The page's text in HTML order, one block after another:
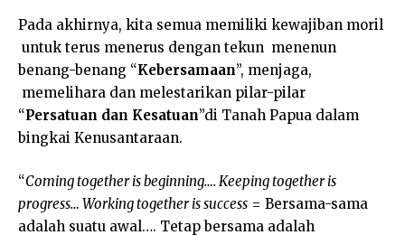
Pada akhirnya, kita semua memiliki kewajiban moril
untuk terus menerus dengan tekun menenun
benang-benang “Kebersamaan”, menjaga,
memelihara dan melestarikan pilar-pilar
“Persatuan dan Kesatuan”di Tanah Papua dalam
bingkai Kenusantaraan.
“Coming together is beginning…. Keeping together is
progress… Working together is success = Bersama-sama
adalah suatu awal…. Tetap bersama adalah